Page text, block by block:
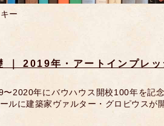
ー
2019年・アートインプレッ
2020年にバウハウス開校100年を記
ルに建築家ヴァルター・グロピウスが